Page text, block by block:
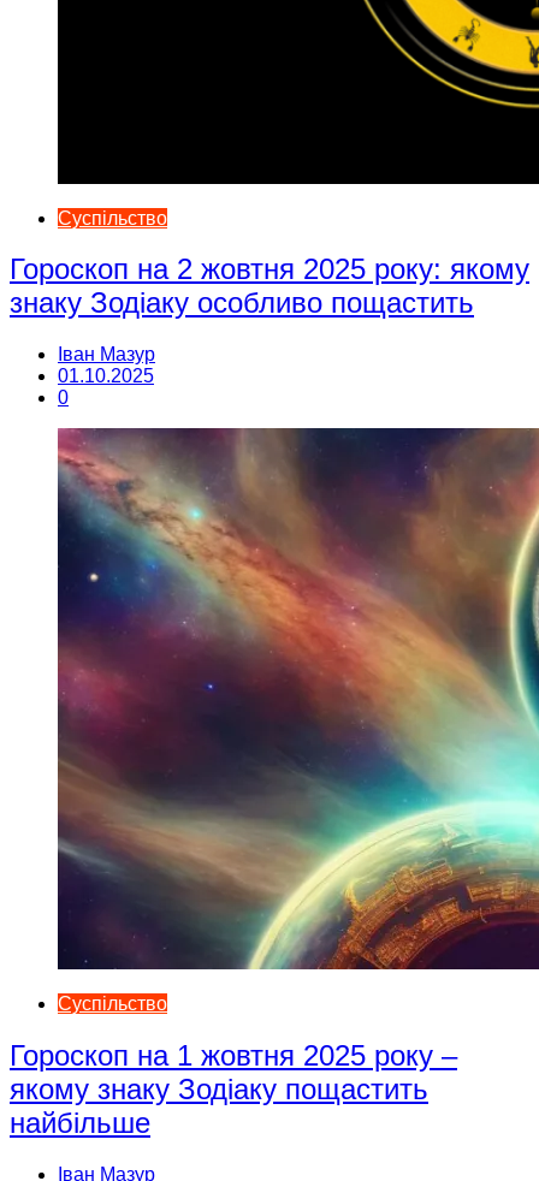
Суспільство
Гороскоп на 2 жовтня 2025 року: якому
знаку Зодіаку особливо пощастить
Іван Мазур
01.10.2025
0
Суспільство
Гороскоп на 1 жовтня 2025 року –
якому знаку Зодіаку пощастить
найбільше
Іван Мазур